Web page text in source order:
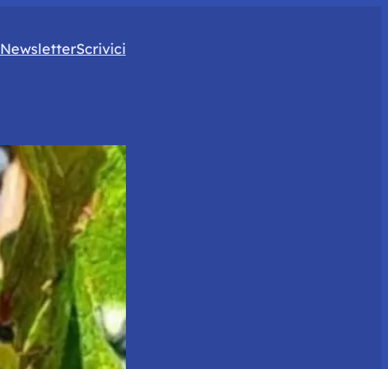
NewsletterScrivici